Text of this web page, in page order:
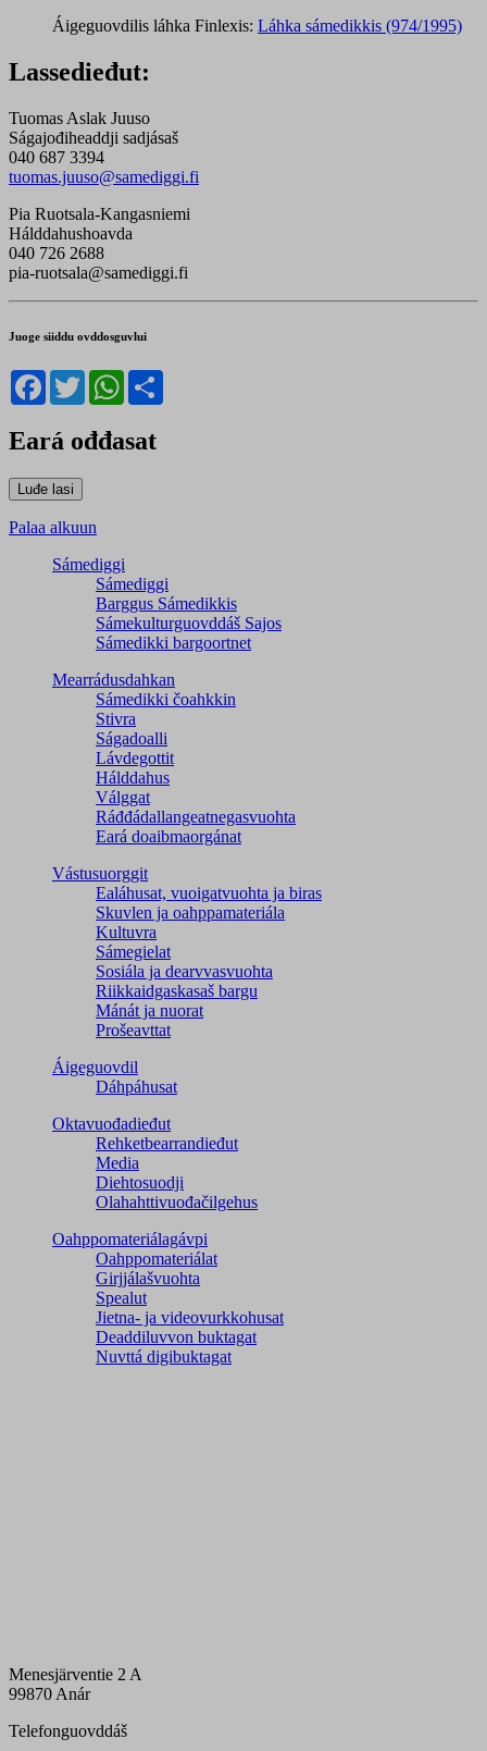
Áigeguovdilis láhka Finlexis: Láhka sámedikkis (974/1995)
Lassedieđut:
Tuomas Aslak Juuso
Ságajođiheaddji sadjásaš
040 687 3394
tuomas.juuso@samediggi.fi
Pia Ruotsala-Kangasniemi
Hálddahushoavda
040 726 2688
pia-ruotsala@samediggi.fi
Juoge siiddu ovddosguvlui
Facebook
TwitterWhatsApp
Eará ođđasat
Palaa alkuun
Sámediggi
Sámediggi
Barggus Sámedikkis
Sámekulturguovddáš Sajos
Sámedikki bargoortnet
Mearrádusdahkan
Sámedikki čoahkkin
Stivra
Ságadoalli
Lávdegottit
Hálddahus
Válggat
Ráđđádallangeatnegas­vuohta
Eará doaibmaorgánat
Vástusuorggit
Ealáhusat, vuoigatvuohta ja biras
Skuvlen ja oahppamateriála
Kultuvra
Sámegielat
Sosiála ja dearvvasvuohta
Riikkaidgaskasaš bargu
Mánát ja nuorat
Prošeavttat
Áigeguovdil
Dáhpáhusat
Oktavuođadieđut
Rehketbearrandieđut
Media
Diehtosuodji
Olahahttivuođačilgehus
Oahppomateriálagávpi
Oahppomateriálat
Girjjálašvuohta
Spealut
Jietna- ja videovurkkohusat
Deaddiluvvon buktagat
Nuvttá digibuktagat
Menesjärventie 2 A
99870 Anár
Telefonguovddáš